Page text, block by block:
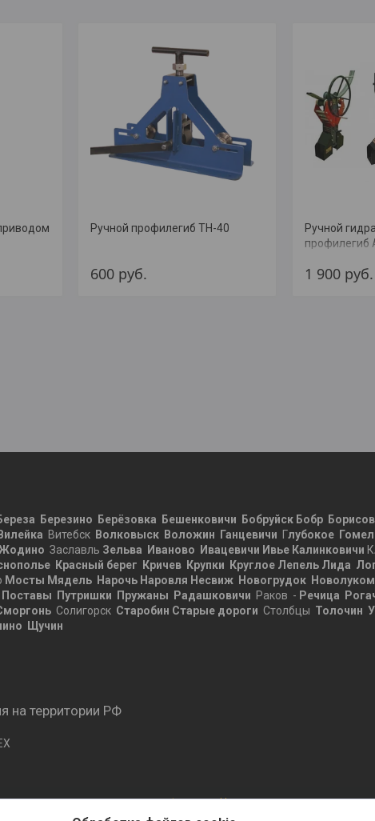
Ручной профилегиб ТН-40
600 руб.
Ручной
профилегиб
1 900 руб.
Березино Берёзовка Бешенковичи Бобруйск Бобр Борисов
Вилейка Витебск Волковыск Воложин Ганцевичи Глубокое
Заславль Зельва Иваново Ивацевичи Ивье Калинковичи К
Красный берег Кричев Крупки Круглое Лепель Лида
Мосты Мядель Нарочь Наровля Несвиж Новогрудок
Поставы Путришки Пружаны Радашковичи Раков - Речица
Солигорск Старобин Старые дороги Столбцы Толочин
Щучин
на территории РФ
Сайт создан на платформе Deal.by
Политика обработки файлов cookies